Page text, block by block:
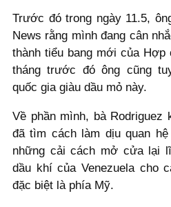
Trước đó trong ngày 11.5,
News rằng mình đang cân
thành tiểu bang mới của Hợp
tháng trước đó ông cũng
quốc gia giàu dầu mỏ này.
Về phần mình, bà Rodriguez
đã tìm cách làm dịu quan
những cải cách mở cửa lại
dầu khí của Venezuela cho
đặc biệt là phía Mỹ.